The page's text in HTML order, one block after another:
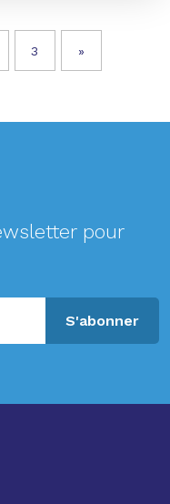
3 »
pour
S'abonner